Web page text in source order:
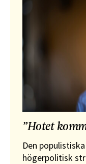
”Hotet
Den
högerpolitisk